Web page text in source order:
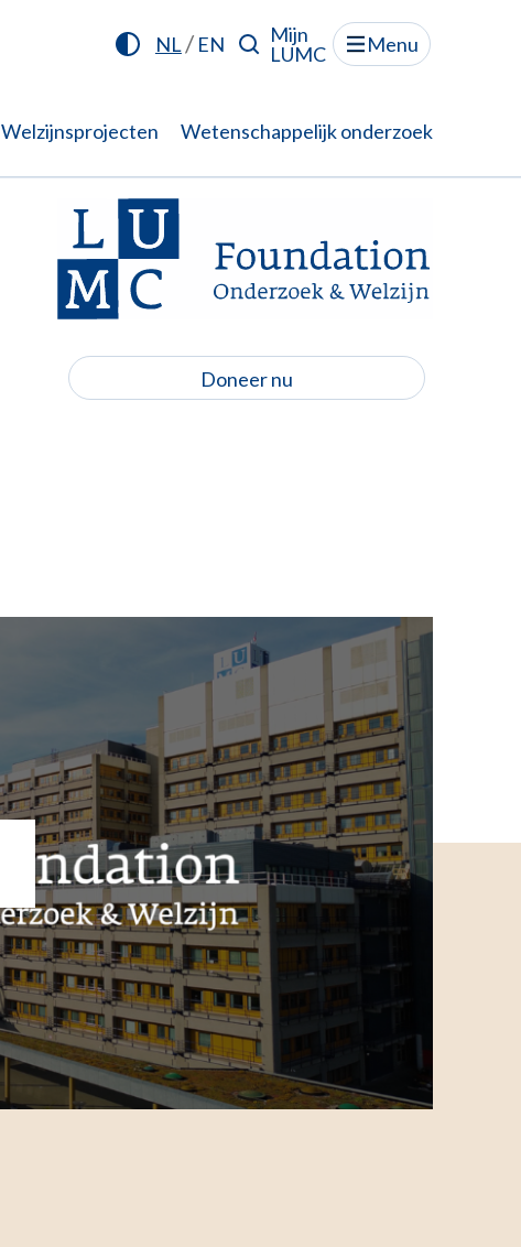
NL/ EN
Mijn
LUMC
Menu
Welzijnsprojecten Wetenschappelijk onderzoek
Doneer nu